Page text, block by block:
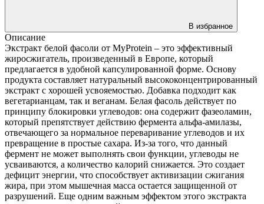
В избранное
Описание
Экстракт белой фасоли от MyProtein – это эффективный
жиросжигатель, произведенный в Европе, который
предлагается в удобной капсулированной форме. Основу
продукта составляет натуральный высококонцентрированный
экстракт с хорошей усвояемостью. Добавка подходит как
вегетарианцам, так и веганам. Белая фасоль действует по
принципу блокировки углеводов: она содержит фазеоламин,
который препятствует действию фермента альфа-амилазы,
отвечающего за нормальное переваривание углеводов и их
превращение в простые сахара. Из-за того, что данный
фермент не может выполнять свои функции, углеводы не
усваиваются, а количество калорий снижается. Это создает
дефицит энергии, что способствует активизации сжигания
жира, при этом мышечная масса остается защищенной от
разрушений. Еще одним важным эффектом этого экстракта